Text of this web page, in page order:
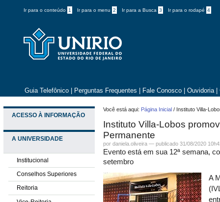
Ir para o conteúdo 1 Ir para o menu 2 Ir para a Busca 3 Ir para o rodapé 4
Guia Telefônico Perguntas Frequentes Fale Conosco Ouvidoria
ACESSO À INFORMAÇÃO
A UNIVERSIDADE
Institucional
Conselhos Superiores
Reitoria
Você está aqui: Página Inicial / Instituto Villa-
Instituto Villa-Lobos
Permanente
por daniela.oliveira —publicado 31/08/2020
Evento está em sua 12ª semana,
setembro
A